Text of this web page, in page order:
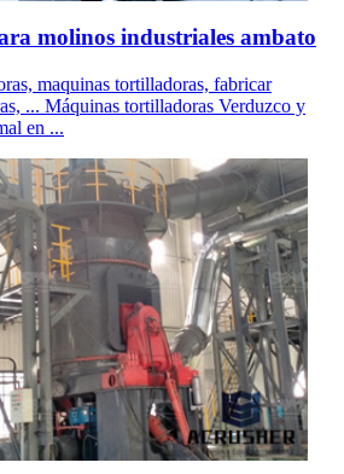
molinos industriales ambato
maquinas tortilladoras, fabricar
... Máquinas tortilladoras Verduzco y
en ...